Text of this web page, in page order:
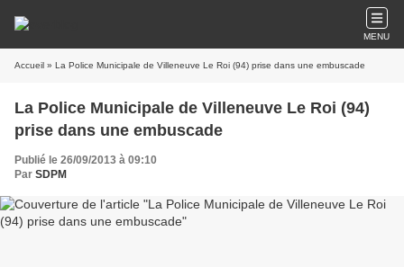
MENU
Accueil » La Police Municipale de Villeneuve Le Roi (94) prise dans une embuscade
La Police Municipale de Villeneuve Le Roi (94)
prise dans une embuscade
Publié le 26/09/2013 à 09:10
Par SDPM